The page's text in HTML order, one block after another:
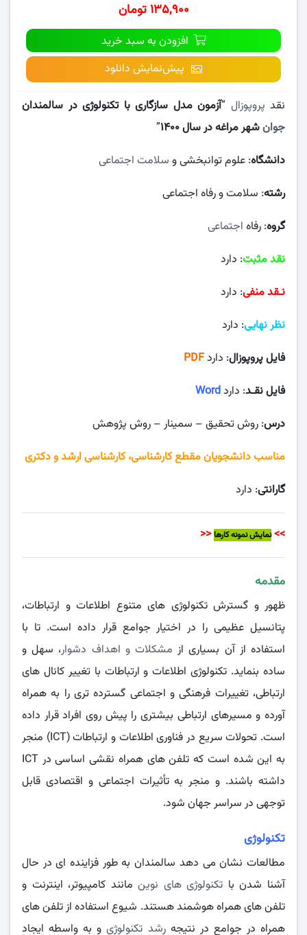
۱۳۵,۹۰۰ تومان
افزودن به سبد خرید
پیش‌نمایش دانلود
نقد پروپوزال “آزمون مدل سازگاری با تکنولوژی در سالمندان
جوانشهر مراغه در سال ۱۴۰۰
”
دانشگاه: علوم توانبخشی و سلامت اجتماعی
رشته: سلامت و رفاه اجتماعی
گروه: رفاه اجتماعی
نقد مثبت: دارد
نـقد منفی: دارد
نظر نهایی: دارد
فایل پروپوزال: داردPDF
فایل نقـد: داردWord
درس: روش تحقیق – سمینار – روش پژوهش
مناسب دانشجویان مقطع کارشناسی، کارشناسی ارشد و دکتری
گارانتی: دارد
>> نمایش نمونه کارها <<
مقدمه
ظهور و گسترش تکنولوژی های متنوع اطلاعات و ارتباطات،
پتانسیل عظیمی را در اختیار جوامع قرار داده است. تا با
استفاده از آن بسیاری از مشکلات و اهداف دشوار، سهل و
ساده بنماید. تکنولوژی اطلاعات و ارتباطات با تغییر کانال های
ارتباطی، تغییرات فرهنگی و اجتماعی گسترده تری را به همراه
آورده و مسیرهای ارتباطی بیشتری را پیش روی افراد قرار داده
است. تحولات سریع در فناوری اطلاعات و ارتباطات (ICT) منجر
به این شده است که تلفن های همراه نقشی اساسی در ICT
داشته باشند. و منجر به تأثیرات اجتماعی و اقتصادی قابل
توجهی در سراسر جهان شود.
تکنولوژی
مطالعات نشان می دهد سالمندان به طور فزاینده ای در حال
آشنا شدن با تکنولوژی های نوینمانند کامپیوتر، اینترنت و
تلفن های همراه هوشمند هستند. شیوع استفاده از تلفن های
همراه در جوامع در نتیجهرشد تکنولوژیو به واسطه ایجاد